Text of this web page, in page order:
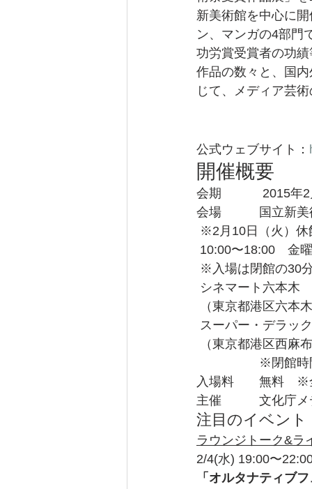
新美術館を中心に
ン、マンガの4部門
功労賞受賞者の功
作品の数々と、国
じて、メディア芸
公式ウェブサイト：
開催概要
会期 　　　2015年
会場　　　国立新
※2月10日（火）休
10:00〜18:00　金
※入場は閉館の30
シネマート六本木
（東京都港区六本
スーパー・デラッ
（東京都港区西麻
※閉館時間、
入場料　　無料　※
主催　　　文化庁
注目のイベント
ラウンジトーク&ラ
2/4(水) 19:00〜
「オルタナティブ